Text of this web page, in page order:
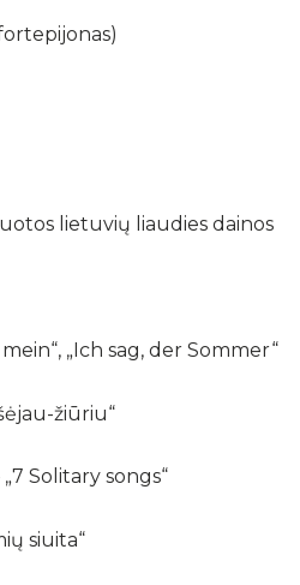
lietuvių liaudies dainos
„Ich sag, der Sommer“
žiūriu“
Solitary songs“
siuita“